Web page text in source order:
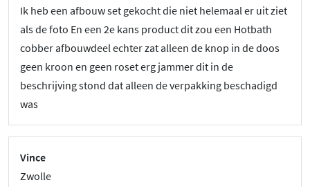
Ik heb een afbouw set gekocht die niet helemaal er uit ziet
als de foto En een 2e kans product dit zou een Hotbath
cobber afbouwdeel echter zat alleen de knop in de doos
geen kroon en geen roset erg jammer dit in de
beschrijving stond dat alleen de verpakking beschadigd
was
Vince
Zwolle